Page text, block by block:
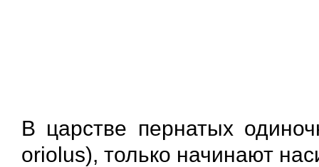
В царстве пернатых
oriolus), только начинают